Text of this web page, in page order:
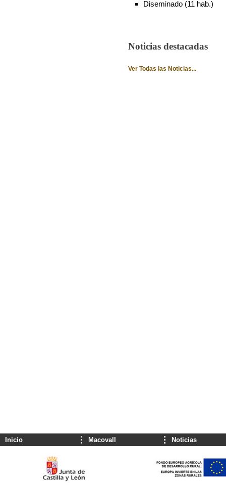
Diseminado (11 hab.)
Noticias destacadas
Ver Todas las Noticias...
Inicio Macovall Noticias